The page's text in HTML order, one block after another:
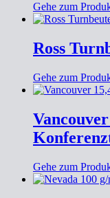
Gehe zum
Ross
Gehe zum
Gehe zum